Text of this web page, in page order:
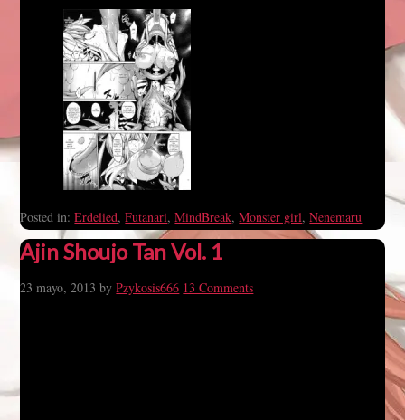
Posted in:Erdelied,Futanari,MindBreak,Monster girl,Nenemaru
Ajin Shoujo Tan Vol. 1
23 mayo, 2013 byPzykosis666 13 Comments